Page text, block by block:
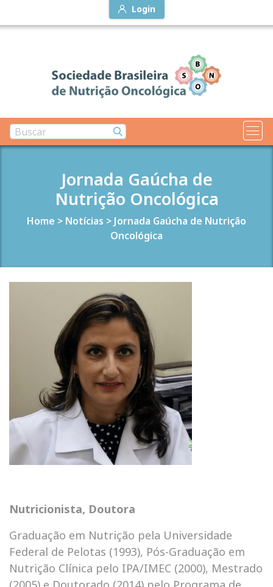
Login
Jornada Gaúcha de
Nutrição Oncológica
Home > Notícias > Jornada Gaúcha de Nutrição
Oncológica
Nutricionista, Doutora
Graduação em Nutrição pela Universidade
Federal de Pelotas (1993), Pós-Graduação em
Nutrição Clínica pelo IPA/IMEC (2000), Mestrado